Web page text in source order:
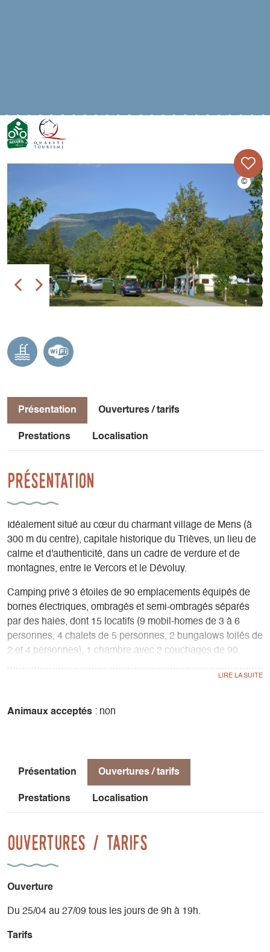
Présentation Ouvertures / tarifs
Prestations Localisation
Présentation
Idéalement situé au cœur du charmant village de Mens (à
300 m du centre), capitale historique du Trièves, un lieu de
calme et d'authenticité, dans un cadre de verdure et de
montagnes, entre le Vercors et le Dévoluy.
Camping privé 3 étoiles de 90 emplacements équipés de
bornes électriques, ombragés et semi-ombragés séparés
par des haies, dont 15 locatifs (9 mobil-homes de 3 à 6
personnes, 4 chalets de 5 personnes, 2 bungalows toilés de
2 et 4 personnes), 1 chambre avec 2 couchages de 90.
individuelles. Coin bébé chauffé avec baignoire et table à
bac à linge. Aire de jeux pour les enfants.
Piscine ouverte, chauffée et surveillée, disposant de 2
public. Entrée incluse dans les tarifs pour les campeurs;
nombreuses activités de plein-air : Départ de randonnées
Accrobranches, saut à l'élastique, parapente (y compris
Animaux acceptés : non
Présentation Ouvertures / tarifs
Prestations Localisation
Ouvertures / tarifs
Ouverture
Du 25/04 au 27/09 tous les jours de 9h à 19h.
Tarifs